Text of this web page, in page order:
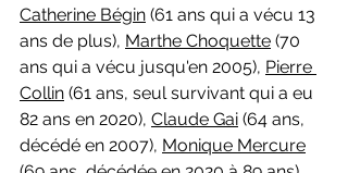
Catherine Bégin (61 ans qui a vécu 13
ans de plus), Marthe Choquette (70
ans qui a vécu jusqu'en 2005), Pierre
Collin (61 ans, seul survivant qui a eu
82 ans en 2020), Claude Gai (64 ans,
décédé en 2007), Monique Mercure